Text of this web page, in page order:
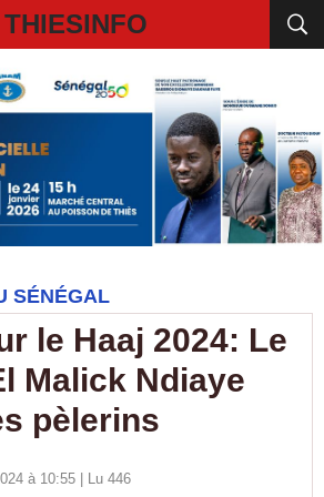
THIESINFO
SÉNÉGAL
le Haaj 2024: Le
Malick Ndiaye
pèlerins
à 10:55 | Lu 446